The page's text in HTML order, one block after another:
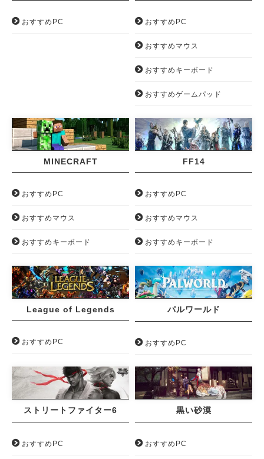
おすすめPC おすすめPC
おすすめマウス
おすすめキーボード
おすすめゲームパッド
MINECRAFT
おすすめPC
おすすめマウス
おすすめキーボード
FF14
おすすめPC
おすすめマウス
おすすめキーボード
League of Legends
おすすめPC
パルワールド
おすすめPC
ストリートファイター6
おすすめPC
黒い砂漠
おすすめPC